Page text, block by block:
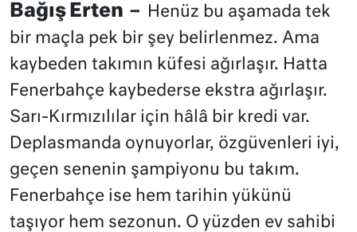
Bağış Erten –
Henüz bu aşamada tek
bir maçla pek bir şey belirlenmez. Ama
kaybeden takımın küfesi ağırlaşır. Hatta
Fenerbahçe kaybederse ekstra ağırlaşır.
Sarı-Kırmızılılar için hâlâ bir kredi var.
Deplasmanda oynuyorlar, özgüvenleri iyi,
geçen senenin şampiyonu bu takım.
Fenerbahçe ise hem tarihin yükünü
taşıyor hem sezonun. O yüzden ev sahibi